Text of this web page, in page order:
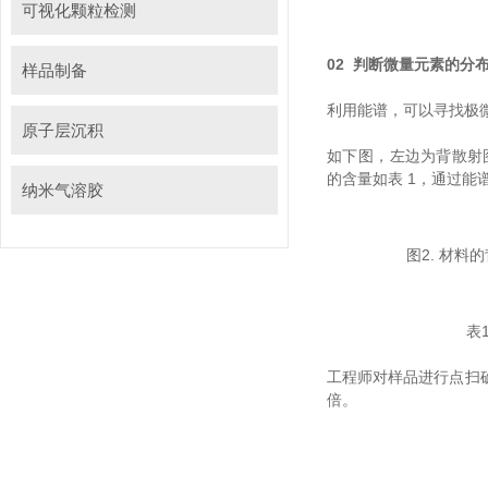
可视化颗粒检测
样品制备
原子层沉积
纳米气溶胶
02 判断微量元素的分
利用能谱，可以寻找极
如下图，左边为
的含量如表 1，通过
图2. 材
工程师对样品进行点扫确
倍。